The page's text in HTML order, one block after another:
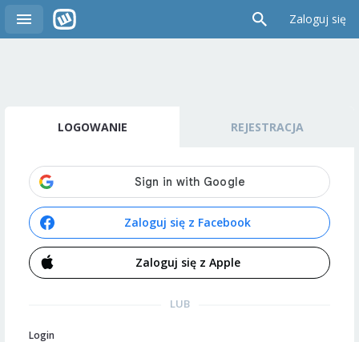
Zaloguj się
LOGOWANIE REJESTRACJA
Zaloguj się z Facebook
Zaloguj się z Apple
LUB
Login